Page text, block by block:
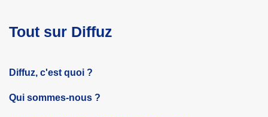
Tout sur Diffuz
Diffuz, c'est quoi ?
Qui sommes-nous ?